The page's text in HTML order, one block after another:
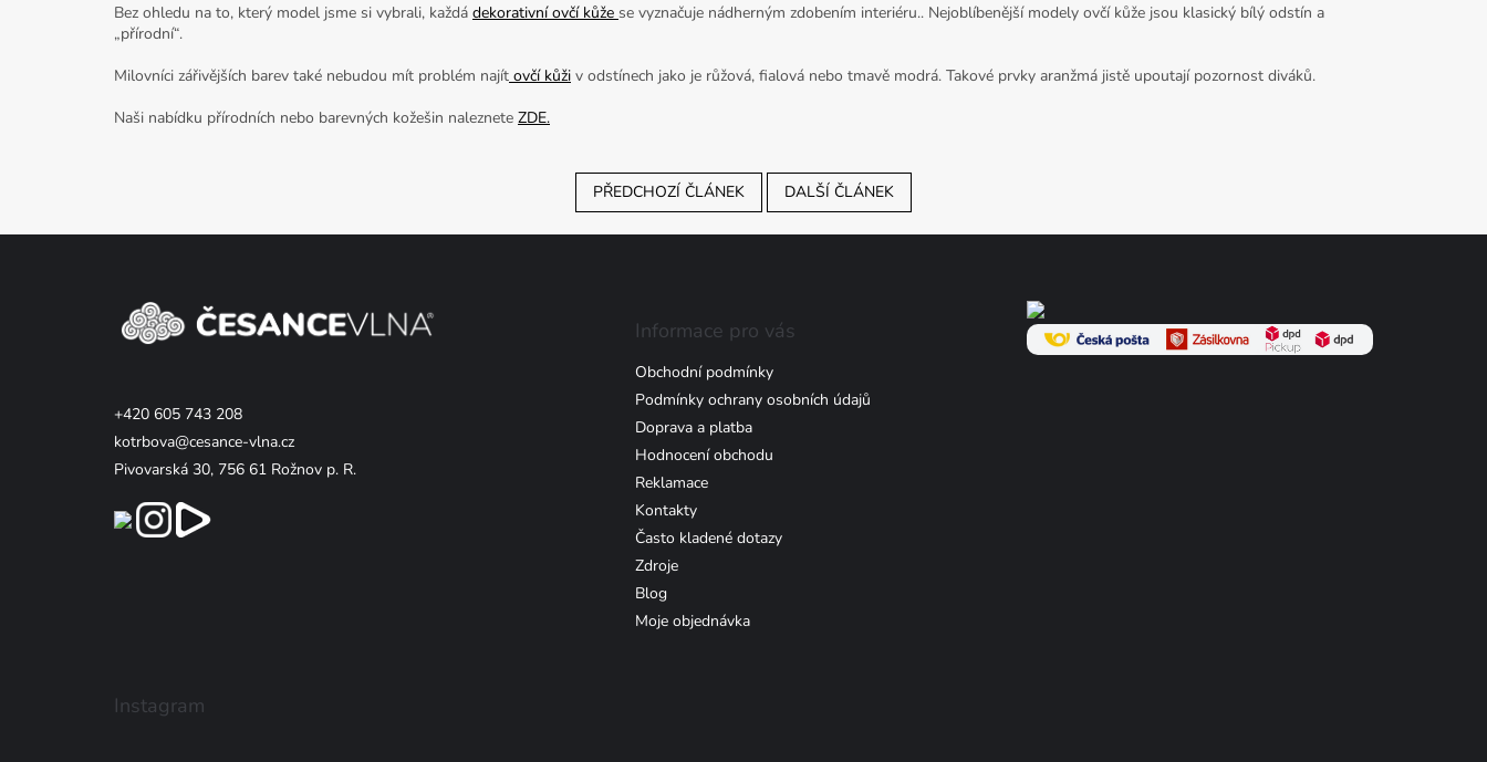
Bez ohledu na to, který model jsme si vybrali, každá dekorativní ovčí kůže se vyznačuje nádherným zdobením interiéru.. Nejoblíbenější modely ovčí kůže jsou klasický bílý odstín a
„přírodní“.
Milovníci zářivějších barev také nebudou mít problém najít ovčí kůži v odstínech jako je růžová, fialová nebo tmavě modrá. Takové prvky aranžmá jistě upoutají pozornost diváků.
Naši nabídku přírodních nebo barevných kožešin naleznete ZDE.
PŘEDCHOZÍ ČLÁNEK DALŠÍ ČLÁNEK
+420 605 743 208
kotrbova@cesance-vlna.cz
Pivovarská 30, 756 61 Rožnov p. R.
Informace pro vás
Obchodní podmínky
Podmínky ochrany osobních údajů
Doprava a platba
Hodnocení obchodu
Reklamace
Kontakty
Často kladené dotazy
Zdroje
Blog
Moje objednávka
Instagram